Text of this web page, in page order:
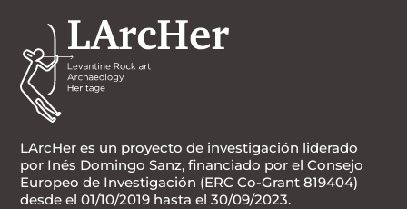
LArcHer es un proyecto de investigación liderado
por Inés Domingo Sanz, financiado por el Consejo
Europeo de Investigación (ERC Co-Grant 819404)
desde el 01/10/2019 hasta el 30/09/2023.